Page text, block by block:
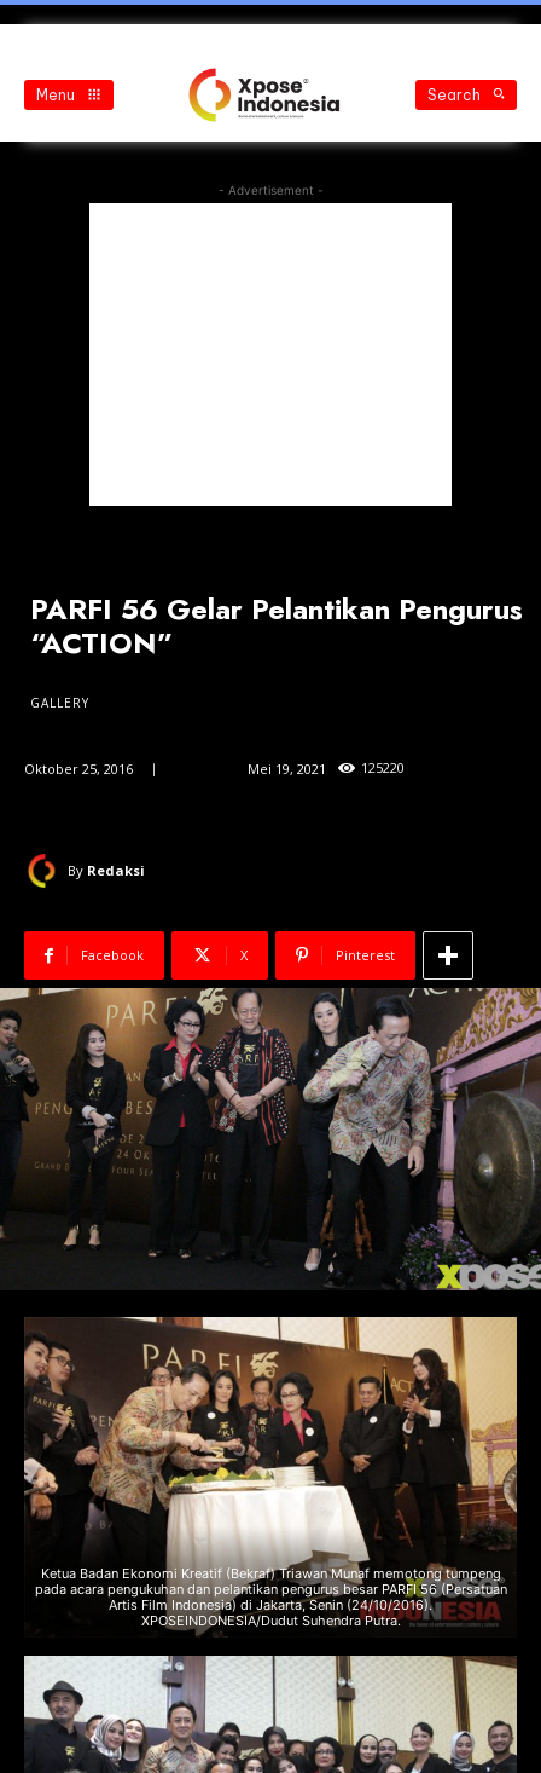
Menu Search
- Advertisement -
PARFI 56 Gelar Pelantikan Pengurus
“ACTION”
GALLERY
Oktober 25, 2016 Mei 19, 2021 125220
By Redaksi
Facebook X Pinterest
Ketua Badan Ekonomi Kreatif (Bekraf) Triawan Munaf memotong tumpeng
pada acara pengukuhan dan pelantikan pengurus besar PARFI 56 (Persatuan
Artis Film Indonesia) di Jakarta, Senin (24/10/2016).
XPOSEINDONESIA/Dudut Suhendra Putra.